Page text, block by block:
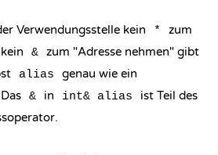
Verwendungsstelle kein *
zum
& zum "Adresse nehmen" gibt
alias
genau wie ein
& in int& alias
ist Teil des